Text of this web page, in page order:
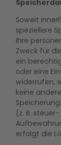
Soweit
speziellere
Ihre
Zweck für
ein
oder eine
widerrufen,
keine
(z. B.
erfolgt die